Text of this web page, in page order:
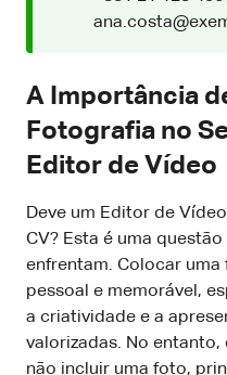
A Importância
Fotografia no
Editor de Vídeo
Deve um Editor de
CV? Esta é uma
enfrentam. Colocar
pessoal e memorável,
a criatividade e a
valorizadas. No entanto,
não incluir uma foto,